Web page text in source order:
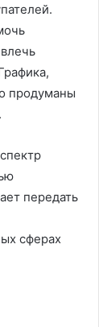
продуманы
передать
сферах